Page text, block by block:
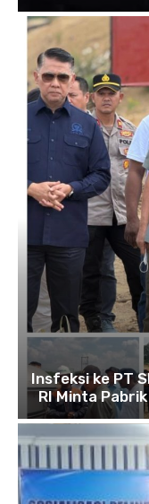
Insfeksi ke PT
RI Minta